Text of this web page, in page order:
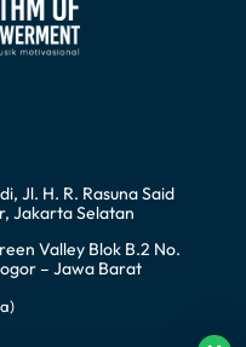
Jl. H. R. Rasuna Said
Jakarta Selatan
Valley Blok B.2 No.
– Jawa Barat